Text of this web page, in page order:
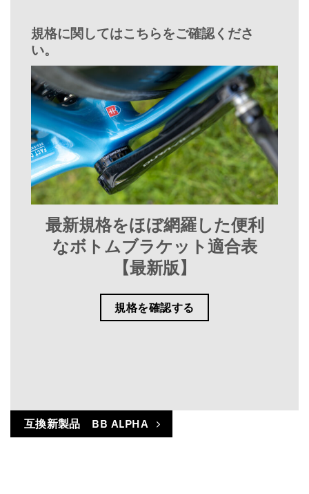
規格に関してはこちらをご確認くださ
い。
最新規格をほぼ網羅した便利
なボトムブラケット適合表
【最新版】
規格を確認する
互換新製品 BB ALPHA